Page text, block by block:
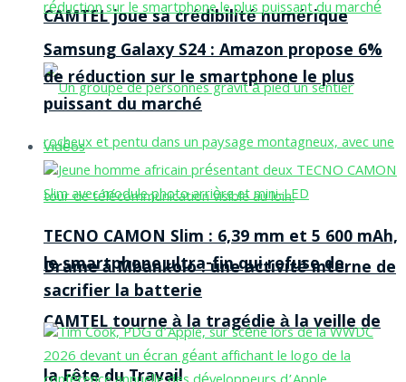
CAMTEL joue sa crédibilité numérique
Drame à Mbankolo : une activité interne de
CAMTEL tourne à la tragédie à la veille de
Samsung Galaxy S24 : Amazon propose 6%
de réduction sur le smartphone le plus
puissant du marché
Vidéos
TECNO CAMON Slim : 6,39 mm et 5 600 mAh,
le smartphone ultra-fin qui refuse de
sacrifier la batterie